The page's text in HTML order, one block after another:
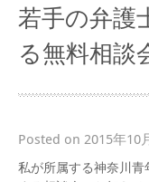
若手の弁護
る無料相談
Posted on 2015年10
私が所属する神奈川